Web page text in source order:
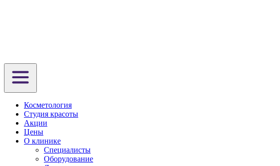
Косметология
Студия красоты
Акции
Цены
О клинике
Специалисты
Оборудование